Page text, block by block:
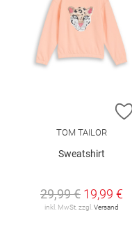
TOM TAILOR
Sweatshirt
29,99 € 19,99 €
inkl. MwSt. zzgl. Versand